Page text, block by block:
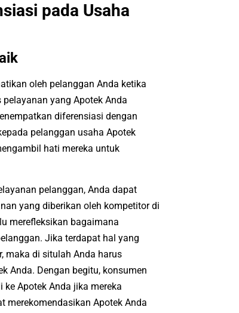
pada Usaha
oleh pelanggan Anda ketika
yang Apotek Anda
diferensiasi dengan
pelanggan usaha Apotek
hati mereka untuk
pelanggan, Anda dapat
yang diberikan oleh kompetitor di
merefleksikan bagaimana
Jika terdapat hal yang
maka di situlah Anda harus
Anda. Dengan begitu, konsumen
Apotek Anda jika mereka
merekomendasikan Apotek Anda